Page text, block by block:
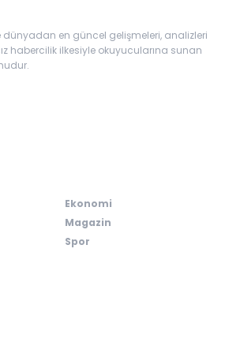
dünyadan en güncel gelişmeleri, analizleri
habercilik ilkesiyle okuyucularına sunan
Ekonomi
Magazin
Spor